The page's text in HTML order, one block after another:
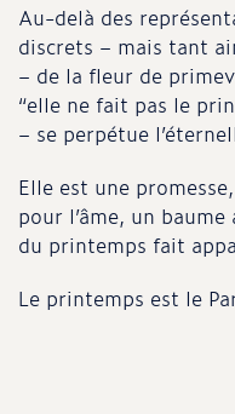
Au-delà des
discrets – mais tant
– de la fleur de
“elle ne fait pas le
– se perpétue
Elle est une
pour l’âme, un
du printemps fait
Le printemps est le